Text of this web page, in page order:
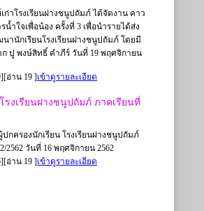
ก่าโรงเรียนฝางชนูปถัมภ์ ได้จัดงาน คาว
น้ำใจเพื่อน้อง ครั้งที่ 3 เพื่อนำรายได้ส่ง
นานักเรียนโรงเรียนฝางชนูปถัมภ์ โดยมี
ก ปู พงษ์สิทธิ์ คําภีร์ วันที่ 19 พฤศจิกายน
อ่าน 19 ]เข้าดูรายละเอียด
รงเรียนฝางชนูปถัมภ์ ภาคเรียนที่
ปกครองนักเรียน โรงเรียนฝางชนูปถัมภ์
2562 วันที่ 16 พฤศจิกายน 2562
อ่าน 19 ]เข้าดูรายละเอียด